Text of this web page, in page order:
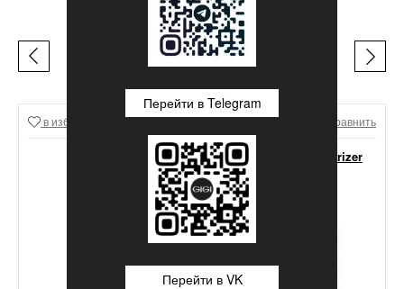
ЛЕГЕНДЫ GIGI
в избранное Сравнить в избранное Сравнить
GIGI Lipacid Moisturizer
For Oily Skin
Перейти в Telegram
Перейти в VK